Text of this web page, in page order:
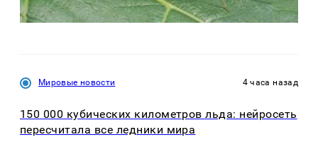
Мировые новости 4 часа назад
150 000 кубических километров льда: нейросеть
пересчитала все ледники мира